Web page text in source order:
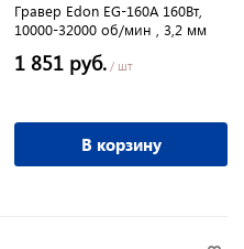
Гравер Edon EG-160A 160Вт,
10000-32000 об/мин , 3,2 мм
1 851 руб. / шт
В корзину